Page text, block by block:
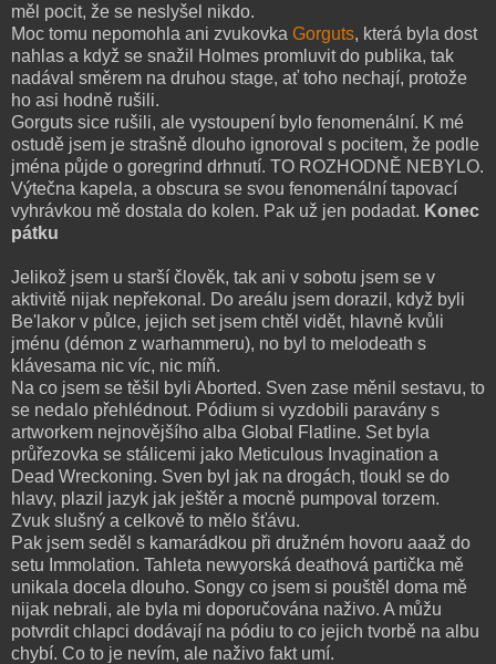
měl pocit, že se neslyšel nikdo.
Moc tomu nepomohla ani zvukovka Gorguts, která byla dost
nahlas a když se snažil Holmes promluvit do publika, tak
nadával směrem na druhou stage, ať toho nechají, protože
ho asi hodně rušili.
Gorguts sice rušili, ale vystoupení bylo fenomenální. K mé
ostudě jsem je strašně dlouho ignoroval s pocitem, že podle
jména půjde o goregrind drhnutí. TO ROZHODNĚ NEBYLO.
Výtečna kapela, a obscura se svou fenomenální tapovací
vyhrávkou mě dostala do kolen. Pak už jen podadat. Konec
pátku
Jelikož jsem u starší člověk, tak ani v sobotu jsem se v
aktivitě nijak nepřekonal. Do areálu jsem dorazil, když byli
Be'lakor v půlce, jejich set jsem chtěl vidět, hlavně kvůli
jménu (démon z warhammeru), no byl to melodeath s
klávesama nic víc, nic míň.
Na co jsem se těšil byli Aborted. Sven zase měnil sestavu, to
se nedalo přehlédnout. Pódium si vyzdobili paravány s
artworkem nejnovějšího alba Global Flatline. Set byla
průřezovka se stálicemi jako Meticulous Invagination a
Dead Wreckoning. Sven byl jak na drogách, tloukl se do
hlavy, plazil jazyk jak ještěr a mocně pumpoval torzem.
Zvuk slušný a celkově to mělo šťávu.
Pak jsem seděl s kamarádkou při družném hovoru aaaž do
setu Immolation. Tahleta newyorská deathová partička mě
unikala docela dlouho. Songy co jsem si pouštěl doma mě
nijak nebrali, ale byla mi doporučována naživo. A můžu
potvrdit chlapci dodávají na pódiu to co jejich tvorbě na albu
chybí. Co to je nevím, ale naživo fakt umí.